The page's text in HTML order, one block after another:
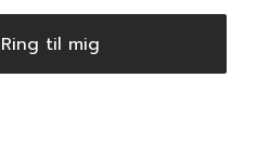
til mig